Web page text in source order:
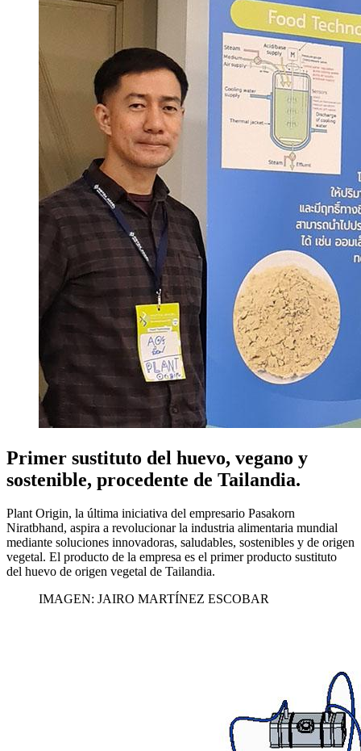
Primer sustituto del huevo, vegano y
sostenible, procedente de Tailandia.
Plant Origin, la última iniciativa del empresario Pasakorn
Niratbhand, aspira a revolucionar la industria alimentaria mundial
mediante soluciones innovadoras, saludables, sostenibles y de origen
vegetal. El producto de la empresa es el primer producto sustituto
del huevo de origen vegetal de Tailandia.
IMAGEN: JAIRO MARTÍNEZ ESCOBAR